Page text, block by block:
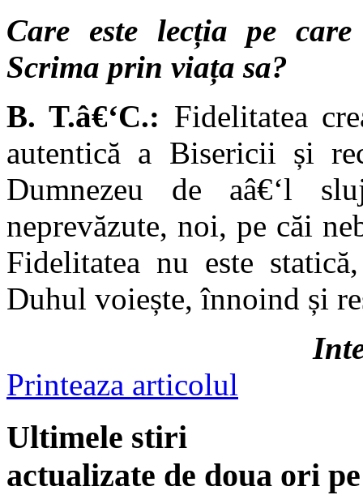
Care este lecția pe
Scrima prin viața sa?
B. T.â€‘C.: Fidelitatea
autentică a Bisericii și
Dumnezeu de aâ€‘l
neprevăzute, noi, pe căi
Fidelitatea nu este
Duhul voiește, înnoind și
Printeaza articolul
Ultimele stiri
actualizate de doua ori